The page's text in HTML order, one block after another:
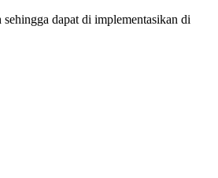
dapat di implementasikan di